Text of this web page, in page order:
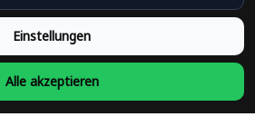
Einstellungen
Alle akzeptieren